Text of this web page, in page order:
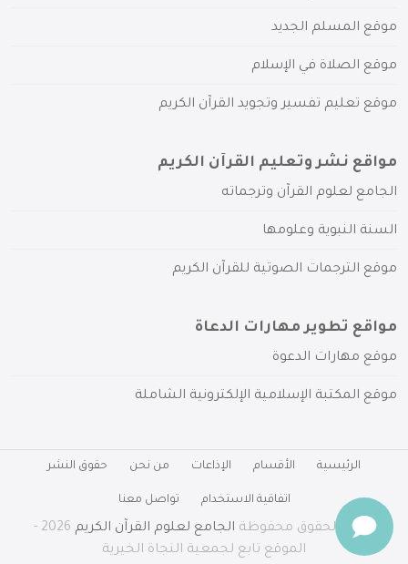
موقع المسلم الجديد
موقع الصلاة في الإسلام
موقع تعليم تفسير وتجويد القرآن الكريم
مواقع نشر وتعليم القرآن الكريم
الجامع لعلوم القرآن وترجماته
السنة النبوية وعلومها
موقع الترجمات الصوتية للقرآن الكريم
مواقع تطوير مهارات الدعاة
موقع مهارات الدعوة
موقع المكتبة الإسلامية الإلكترونية الشاملة
الرئيسية الأقسام الإذاعات من نحن حقوق النشر
اتفاقية الاستخدام تواصل معنا
جميع الحقوق محفوظة الجامع لعلوم القرآن الكريم
2026 -
الموقع تابع لجمعية النجاة الخيرية